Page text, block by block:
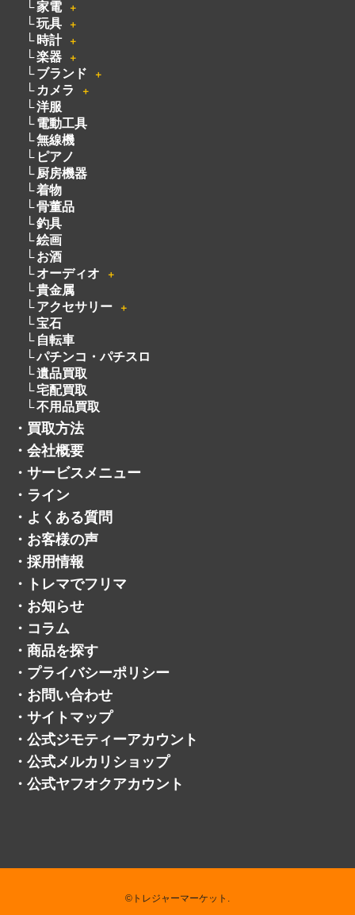
家電 ＋
玩具 ＋
時計 ＋
楽器 ＋
ブランド ＋
カメラ ＋
洋服
電動工具
無線機
ピアノ
厨房機器
着物
骨董品
釣具
絵画
お酒
オーディオ
＋
貴金属
アクセサリー
＋
宝石
自転車
パチンコ・パチスロ
遺品買取
宅配買取
不用品買取
・ 買取方法
・ 会社概要
・ サービスメニュー
・ ライン
・ よくある質問
・ お客様の声
・ 採用情報
・
トレマでフリマ
・ お知らせ
・ コラム
・ 商品を探す
・ プライバシーポリシー
・ お問い合わせ
・ サイトマップ
・ 公式ジモティーアカウント
・ 公式メルカリショップ
・ 公式ヤフオクアカウント
©トレジャーマーケット.